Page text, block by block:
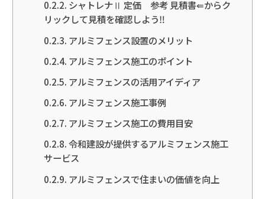
シャトレナⅡ 定価 参考 見積書⇚からク
リックして見積を確認しよう‼
アルミフェンス設置のメリット
アルミフェンス施工のポイント
アルミフェンスの活用アイディア
アルミフェンス施工事例
アルミフェンス施工の費用目安
令和建設が提供するアルミフェンス施工
サービス
アルミフェンスで住まいの価値を向上